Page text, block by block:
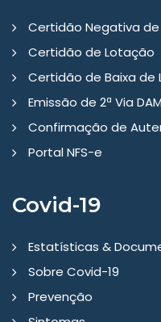
Certidão Negativa
Certidão de Lotação
Certidão de Baixa de
Emissão de 2ª Via
Confirmação de
Portal NFS-e
Covid-19
Estatísticas &
Sobre Covid-19
Prevenção